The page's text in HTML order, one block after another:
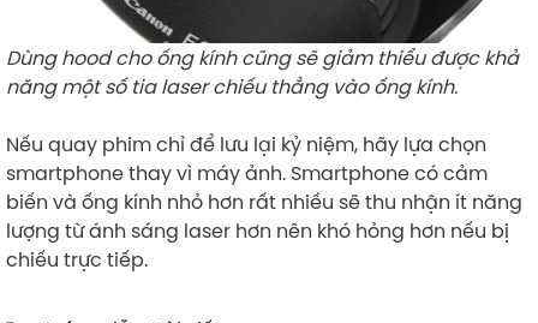
Dùng hood cho ống kính cũng sẽ giảm thiểu được khả
năng một số tia laser chiếu thẳng vào ống kính.
Nếu quay phim chỉ để lưu lại kỷ niệm, hãy lựa chọn
smartphone thay vì máy ảnh. Smartphone có cảm
biến và ống kính nhỏ hơn rất nhiều sẽ thu nhận ít năng
lượng từ ánh sáng laser hơn nên khó hỏng hơn nếu bị
chiếu trực tiếp.